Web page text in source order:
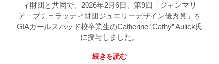
ィ財団と共同で、2026年2月6日、第9回「ジャンマリ
ア・ブチェラッティ財団ジュエリーデザイン優秀賞」を
GIAカールスバッド校卒業生のCatherine “Cathy” Aulick氏
に授与しました。
続きを読む